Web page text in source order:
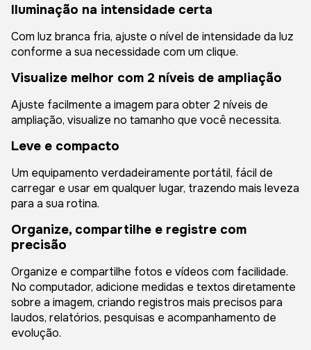
Iluminação na intensidade certa
Com luz branca fria, ajuste o nível de intensidade da luz
conforme a sua necessidade com um clique.
Visualize melhor com 2 níveis de ampliação
Ajuste facilmente a imagem para obter 2 níveis de
ampliação, visualize no tamanho que você necessita.
Leve e compacto
Um equipamento verdadeiramente portátil, fácil de
carregar e usar em qualquer lugar, trazendo mais leveza
para a sua rotina.
Organize, compartilhe e registre com
precisão
Organize e compartilhe fotos e vídeos com facilidade.
No computador, adicione medidas e textos diretamente
sobre a imagem, criando registros mais precisos para
laudos, relatórios, pesquisas e acompanhamento de
evolução.